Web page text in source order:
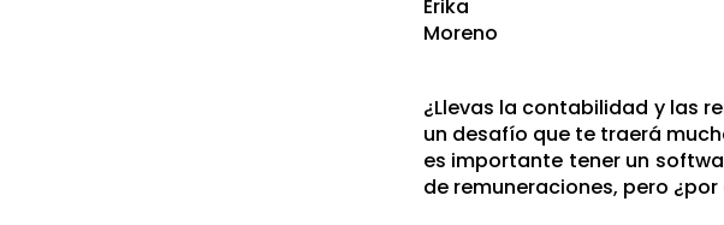
¿Llevas la contabilidad y las
un desafío que te traerá
es importante tener un
de remuneraciones, pero ¿por